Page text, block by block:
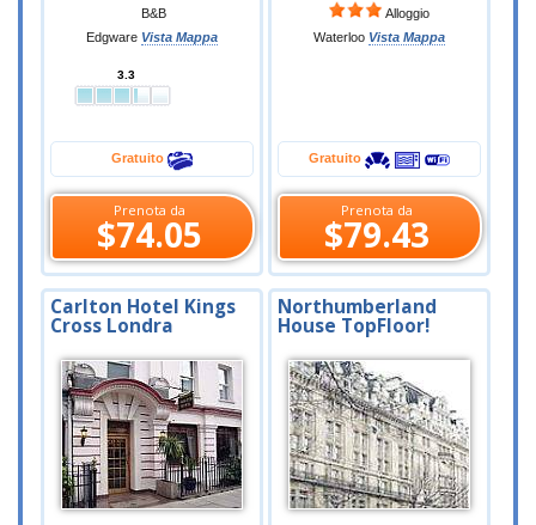
B&B
Edgware Vista Mappa
3.3
Gratuito
Prenota da
$74.05
Alloggio
Waterloo Vista Mappa
Gratuito
Prenota da
$79.43
Carlton Hotel Kings
Cross Londra
Northumberland
House TopFloor!